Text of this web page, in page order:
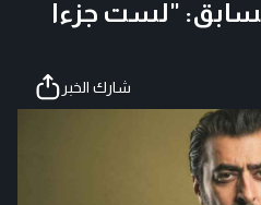
"لست جزءا
شارك الخبر